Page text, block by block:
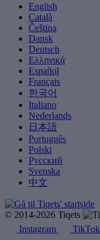
English
Català
Čeština
Dansk
Deutsch
Ελληνικά
Español
Français
한국어
Italiano
Nederlands
日本語
Português
Polski
Русский
Svenska
中文
© 2014-2026 Tiqets
Instagram
TikTok